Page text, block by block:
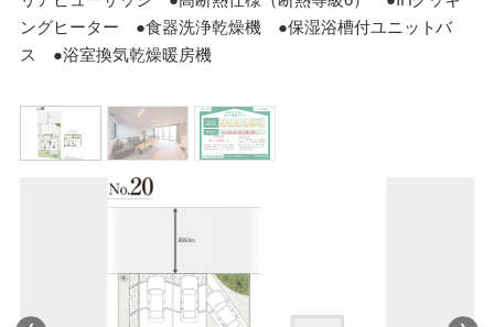
ングヒーター ●食器洗浄乾燥機 ●保湿浴槽付ユニットバ
ス ●浴室換気乾燥暖房機